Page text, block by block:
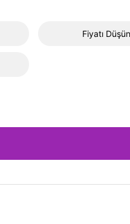
Fiyatı